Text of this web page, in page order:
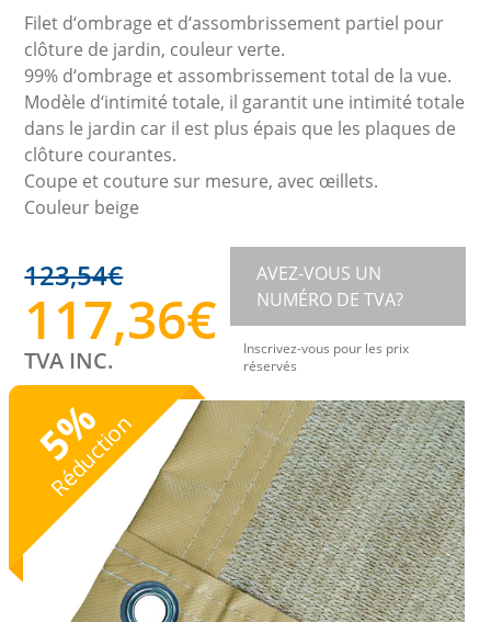
Filet d‘ombrage et d‘assombrissement partiel pour
clôture de jardin, couleur verte.
99% d‘ombrage et assombrissement total de la vue.
Modèle d‘intimité totale, il garantit une intimité totale
dans le jardin car il est plus épais que les plaques de
clôture courantes.
Coupe et couture sur mesure, avec œillets.
Couleur beige
123,54€
117,36€
TVA INC.
AVEZ-VOUS UN
NUMÉRO DE TVA?
Inscrivez-vous pour les prix
réservés
5
%
Réduction